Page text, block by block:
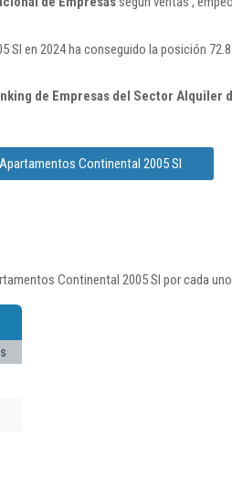
en 2024 ha conseguido la posición
de Empresas del Sector
Continental 2005 Sl
Continental 2005 Sl por cada